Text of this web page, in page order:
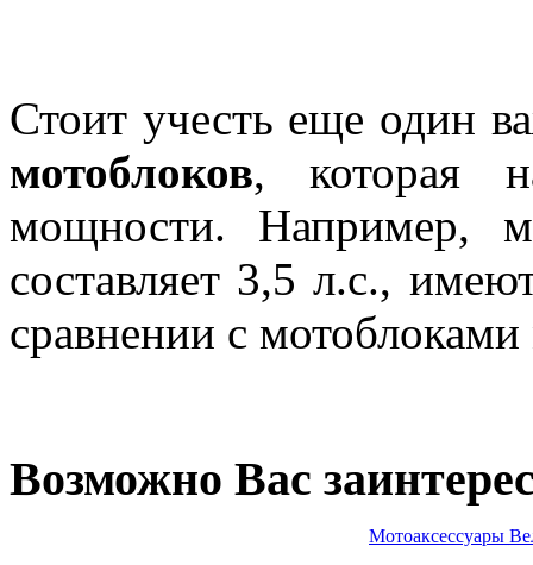
Стоит учесть еще один
мотоблоков, которая
мощности. Например,
составляет 3,5 л.с.,
сравнении с
Возможно Вас
Мотоаксессуары